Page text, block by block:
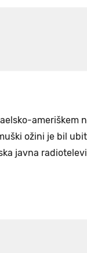
ameriškem
ožini je bil
javna